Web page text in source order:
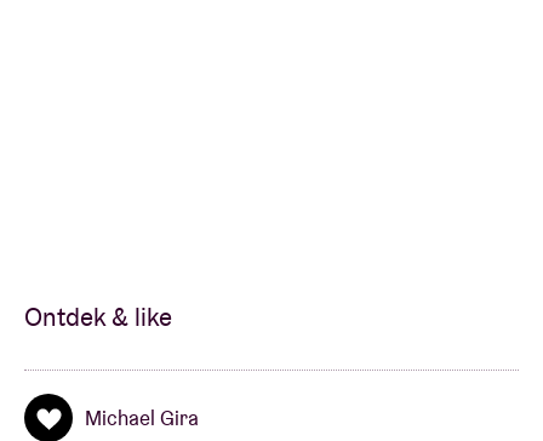
Ontdek & like
Michael Gira